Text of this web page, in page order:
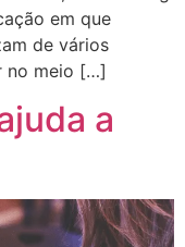
em que
de vários
no meio […]
a